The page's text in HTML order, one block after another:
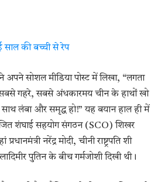
साल की बच्ची से रेप
ने अपने सोशल मीडिया पोस्ट में लिखा, “लगता
गहरे, सबसे अंधकारमय चीन के हाथों खो
लंबा और समृद्ध हो!” यह बयान हाल ही में
शंघाई सहयोग संगठन (SCO) शिखर
नरेंद्र मोदी, चीनी राष्ट्रपति शी
पुतिन के बीच गर्मजोशी दिखी थी।